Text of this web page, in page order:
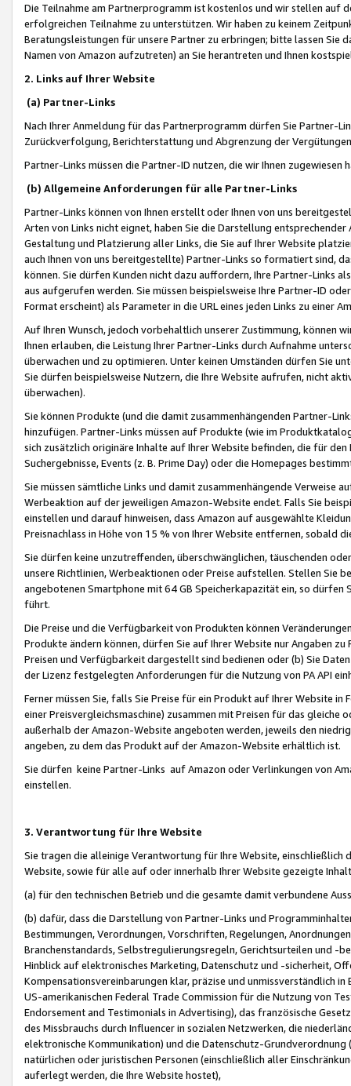
Die Teilnahme am Partnerprogramm ist kostenlos und wir stellen auf
erfolgreichen Teilnahme zu unterstützen. Wir haben zu keinem
Beratungsleistungen für unsere Partner zu erbringen; bitte lassen Sie
Namen von Amazon aufzutreten) an Sie herantreten und Ihnen
2. Links auf Ihrer Website
(a) Partner-Links
Nach Ihrer Anmeldung für das Partnerprogramm dürfen Sie Partner-
Zurückverfolgung, Berichterstattung und Abgrenzung der
Partner-Links müssen die Partner-ID nutzen, die wir Ihnen zugewiesen
(b) Allgemeine Anforderungen für alle Partner-Links
Partner-Links können von Ihnen erstellt oder Ihnen von uns
Arten von Links nicht eignet, haben Sie die Darstellung
Gestaltung und Platzierung aller Links, die Sie auf Ihrer Website
auch Ihnen von uns bereitgestellte) Partner-Links so formatiert sind,
können. Sie dürfen Kunden nicht dazu auffordern, Ihre Partner-Links
aus aufgerufen werden. Sie müssen beispielsweise Ihre Partner-ID
Format erscheint) als Parameter in die URL eines jeden Links zu einer
Auf Ihren Wunsch, jedoch vorbehaltlich unserer Zustimmung, können
Ihnen erlauben, die Leistung Ihrer Partner-Links durch Aufnahme
überwachen und zu optimieren. Unter keinen Umständen dürfen Sie
Sie dürfen beispielsweise Nutzern, die Ihre Website aufrufen, nicht
überwachen).
Sie können Produkte (und die damit zusammenhängenden Partner-
hinzufügen. Partner-Links müssen auf Produkte (wie im
sich zusätzlich originäre Inhalte auf Ihrer Website befinden, die für
Suchergebnisse, Events (z. B. Prime Day) oder die Homepages
Sie müssen sämtliche Links und damit zusammenhängende
Werbeaktion auf der jeweiligen Amazon-Website endet. Falls Sie
einstellen und darauf hinweisen, dass Amazon auf ausgewählte
Preisnachlass in Höhe von 15 % von Ihrer Website entfernen, sobald
Sie dürfen keine unzutreffenden, überschwänglichen, täuschenden
unsere Richtlinien, Werbeaktionen oder Preise aufstellen. Stellen Sie
angebotenen Smartphone mit 64 GB Speicherkapazität ein, so dürfen
führt.
Die Preise und die Verfügbarkeit von Produkten können
Produkte ändern können, dürfen Sie auf Ihrer Website nur Angaben
Preisen und Verfügbarkeit dargestellt sind bedienen oder (b) Sie
der Lizenz festgelegten Anforderungen für die Nutzung von PA API
Ferner müssen Sie, falls Sie Preise für ein Produkt auf Ihrer Website
einer Preisvergleichsmaschine) zusammen mit Preisen für das
außerhalb der Amazon-Website angeboten werden, jeweils den
angeben, zu dem das Produkt auf der Amazon-Website erhältlich ist.
Sie dürfen keine Partner-Links auf Amazon oder Verlinkungen von
einstellen.
3. Verantwortung für Ihre Website
Sie tragen die alleinige Verantwortung für Ihre Website,
Website, sowie für alle auf oder innerhalb Ihrer Website gezeigte
(a) für den technischen Betrieb und die gesamte damit verbundene
(b) dafür, dass die Darstellung von Partner-Links und
Bestimmungen, Verordnungen, Vorschriften, Regelungen,
Branchenstandards, Selbstregulierungsregeln, Gerichtsurteilen und -
Hinblick auf elektronisches Marketing, Datenschutz und -sicherheit,
Kompensationsvereinbarungen klar, präzise und unmissverständlich
US-amerikanischen Federal Trade Commission für die Nutzung von
Endorsement and Testimonials in Advertising), das französische
des Missbrauchs durch Influencer in sozialen Netzwerken, die
elektronische Kommunikation) und die Datenschutz-
natürlichen oder juristischen Personen (einschließlich aller
auferlegt werden, die Ihre Website hostet),